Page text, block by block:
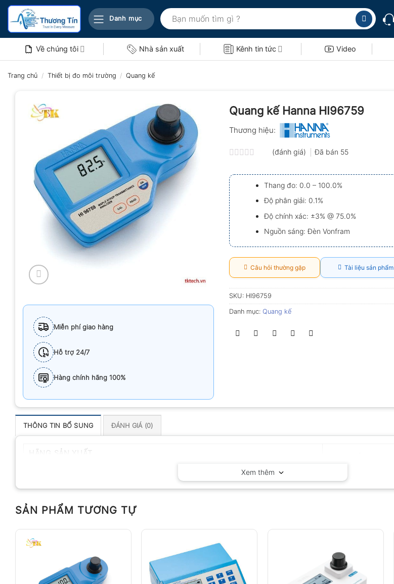
Bỏ
nội
Danh mục
Tìm
kiếm:
Về chúng tôi Nhà sản xuất Kênh tin tức Video
Trang chủ / Thiết bị đo môi trường / Quang kế
Miễn phí giao hàng
Hỗ trợ 24/7
Hàng chính hãng 100%
Quang kế Hanna HI96759
Thương hiệu:
xếp
hạng
0.0
5
sao
(đánh giá) Đã bán 55
Thang đo: 0.0 – 100.0%
Độ phân giải: 0.1%
Độ chính xác: ±3% @ 75.0%
Nguồn sáng: Đèn Vonfram
Câu hỏi thường gặp Tài liệu sản phẩm
SKU: HI96759
Danh mục: Quang kế
THÔNG TIN BỔ SUNG ĐÁNH GIÁ (0)
Xem thêm
SẢN PHẨM TƯƠNG TỰ